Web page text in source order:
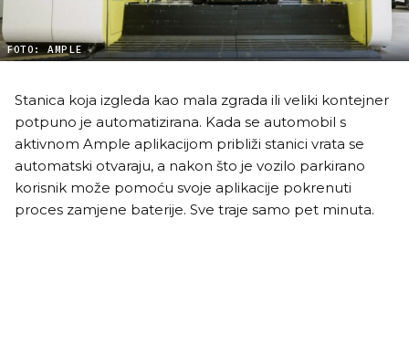
FOTO: AMPLE
Stanica koja izgleda kao mala zgrada ili veliki kontejner
potpuno je automatizirana. Kada se automobil s
aktivnom Ample aplikacijom približi stanici vrata se
automatski otvaraju, a nakon što je vozilo parkirano
korisnik može pomoću svoje aplikacije pokrenuti
proces zamjene baterije. Sve traje samo pet minuta.